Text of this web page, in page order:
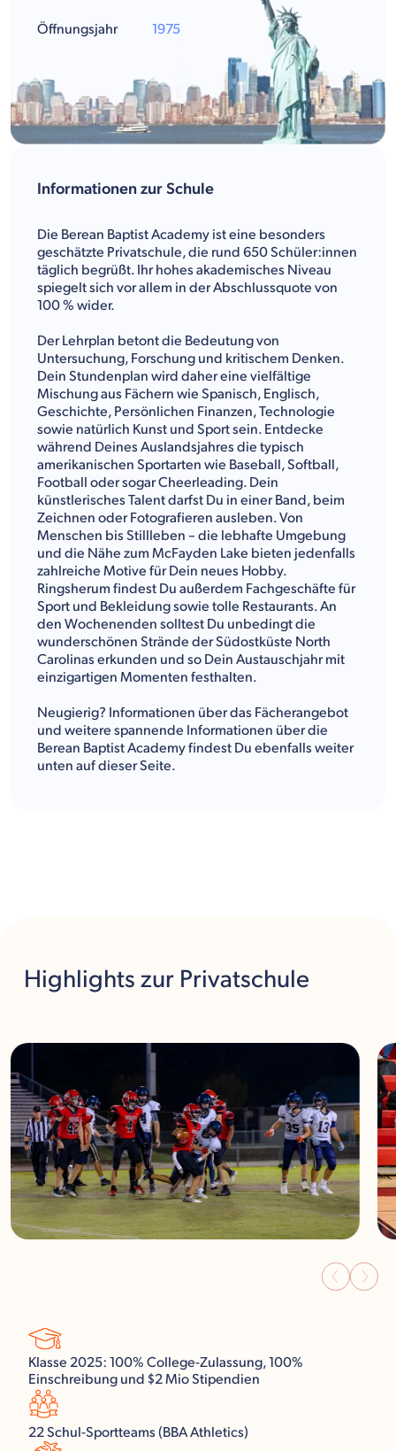
Informationen zur Schule
Die Berean Baptist Academy ist eine besonders
geschätzte Privatschule, die rund 650 Schüler:innen
täglich begrüßt. Ihr hohes akademisches Niveau
spiegelt sich vor allem in der Abschlussquote von
100 % wider.
Der Lehrplan betont die Bedeutung von
Untersuchung, Forschung und kritischem Denken.
Dein Stundenplan wird daher eine vielfältige
Mischung aus Fächern wie Spanisch, Englisch,
Geschichte, Persönlichen Finanzen, Technologie
sowie natürlich Kunst und Sport sein. Entdecke
während Deines Auslandsjahres die typisch
amerikanischen Sportarten wie Baseball, Softball,
Football oder sogar Cheerleading. Dein
künstlerisches Talent darfst Du in einer Band, beim
Zeichnen oder Fotografieren ausleben. Von
Menschen bis Stillleben – die lebhafte Umgebung
und die Nähe zum McFayden Lake bieten jedenfalls
zahlreiche Motive für Dein neues Hobby.
Ringsherum findest Du außerdem Fachgeschäfte für
Sport und Bekleidung sowie tolle Restaurants. An
den Wochenenden solltest Du unbedingt die
wunderschönen Strände der Südostküste North
Carolinas erkunden und so Dein Austauschjahr mit
einzigartigen Momenten festhalten.
Neugierig? Informationen über das Fächerangebot
und weitere spannende Informationen über die
Berean Baptist Academy findest Du ebenfalls weiter
unten auf dieser Seite.
Öffnungsjahr 1975
Highlights zur Privatschule
Klasse 2025: 100% College-Zulassung, 100%
Einschreibung und $2 Mio Stipendien
22 Schul-Sportteams (BBA Athletics)